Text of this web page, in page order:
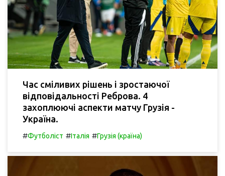
Час сміливих рішень і зростаючої
відповідальності Реброва. 4
захоплюючі аспекти матчу Грузія -
Україна.
#Футболіст #Італія #Грузія (країна)